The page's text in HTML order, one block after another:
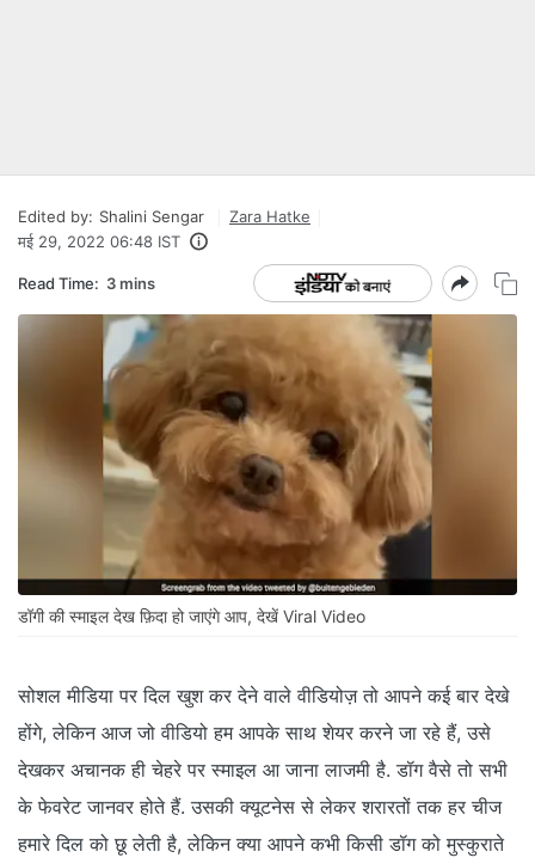
Edited by: Shalini Sengar
Zara Hatke
मई 29, 2022 06:48 IST
Read Time: 3 mins
डॉगी की स्माइल देख फ़िदा हो जाएंगे आप, देखें Viral Video
सोशल मीडिया पर दिल खुश कर देने वाले वीडियोज़ तो आपने कई बार देखे
होंगे, लेकिन आज जो वीडियो हम आपके साथ शेयर करने जा रहे हैं, उसे
देखकर अचानक ही चेहरे पर स्माइल आ जाना लाजमी है. डॉग वैसे तो सभी
के फेवरेट जानवर होते हैं. उसकी क्यूटनेस से लेकर शरारतों तक हर चीज
हमारे दिल को छू लेती है, लेकिन क्या आपने कभी किसी डॉग को मुस्कुराते